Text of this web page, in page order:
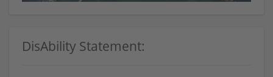
DisAbility Statement: